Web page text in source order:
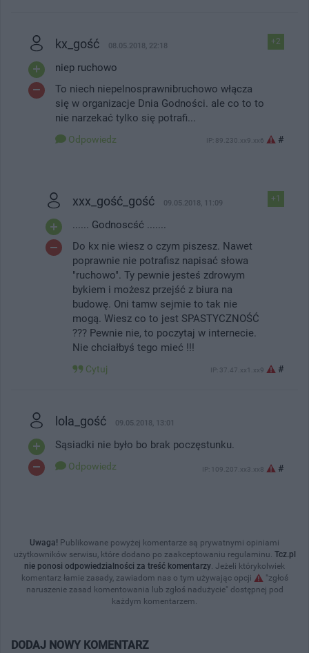
+2
kx_gość 08.05.2018, 22:18
niep ruchowo
To niech niepelnosprawnibruchowo włącza
się w organizacje Dnia Godności. ale co to to
nie narzekać tylko się potrafi...
Odpowiedz IP: 89.230.xx9.xx6 #
+1
xxx_gość_gość 09.05.2018, 11:09
...... Godnoscść .......
Do kx nie wiesz o czym piszesz. Nawet
poprawnie nie potrafisz napisać słowa
"ruchowo". Ty pewnie jesteś zdrowym
bykiem i możesz przejść z biura na
budowę. Oni tamw sejmie to tak nie
mogą. Wiesz co to jest SPASTYCZNOŚĆ
??? Pewnie nie, to poczytaj w internecie.
Nie chciałbyś tego mieć !!!
Cytuj IP: 37.47.xx1.xx9 #
lola_gość 09.05.2018, 13:01
Sąsiadki nie było bo brak poczęstunku.
Odpowiedz IP: 109.207.xx3.xx8 #
Uwaga! Publikowane powyżej komentarze są prywatnymi opiniami
użytkowników serwisu, które dodano po zaakceptowaniu regulaminu. Tcz.pl
nie ponosi odpowiedzialności za treść komentarzy. Jeżeli którykolwiek
komentarz łamie zasady, zawiadom nas o tym używając opcji
"zgłoś
naruszenie zasad komentowania lub zgłoś nadużycie" dostępnej pod
każdym komentarzem.
DODAJ NOWY KOMENTARZ